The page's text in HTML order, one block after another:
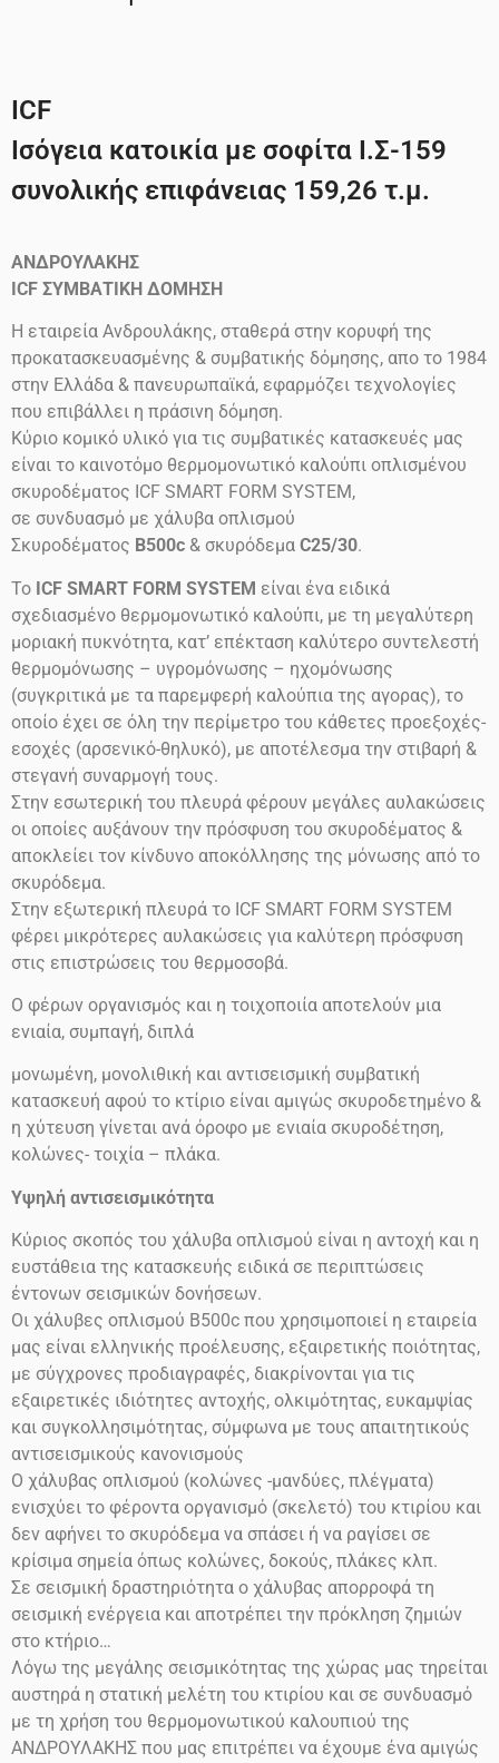
ICF
Ισόγεια κατοικία με σοφίτα Ι.Σ-159
συνολικής επιφάνειας 159,26 τ.μ.
ΑΝΔΡΟΥΛΑΚΗΣ
ICF ΣΥΜΒΑΤΙΚΗ ΔΟΜΗΣΗ
Η εταιρεία Ανδρουλάκης, σταθερά στην κορυφή της
προκατασκευασμένης & συμβατικής δόμησης, απο το 1984
στην Ελλάδα & πανευρωπαϊκά, εφαρμόζει τεχνολογίες
που επιβάλλει η πράσινη δόμηση.
Κύριο κομικό υλικό για τις συμβατικές κατασκευές μας
είναι το καινοτόμο θερμομονωτικό καλούπι οπλισμένου
σκυροδέματος ICF SMART FORM SYSTEM,
σε συνδυασμό με χάλυβα οπλισμού
Σκυροδέματος B500c & σκυρόδεμα C25/30.
Το ICF SMART FORM SYSTEM είναι ένα ειδικά
σχεδιασμένο θερμομονωτικό καλούπι, με τη μεγαλύτερη
μοριακή πυκνότητα, κατ’ επέκταση καλύτερο συντελεστή
θερμομόνωσης – υγρομόνωσης – ηχομόνωσης
(συγκριτικά με τα παρεμφερή καλούπια της αγορας), το
οποίο έχει σε όλη την περίμετρο του κάθετες προεξοχές-
εσοχές (αρσενικό-θηλυκό), με αποτέλεσμα την στιβαρή &
στεγανή συναρμογή τους.
Στην εσωτερική του πλευρά φέρουν μεγάλες αυλακώσεις
οι οποίες αυξάνουν την πρόσφυση του σκυροδέματος &
αποκλείει τον κίνδυνο αποκόλλησης της μόνωσης από το
σκυρόδεμα.
Στην εξωτερική πλευρά το ICF SMART FORM SYSTEM
φέρει μικρότερες αυλακώσεις για καλύτερη πρόσφυση
στις επιστρώσεις του θερμοσοβά.
Ο φέρων οργανισμός και η τοιχοποιία αποτελούν μια
ενιαία, συμπαγή, διπλά
μονωμένη, μονολιθική και αντισεισμική συμβατική
κατασκευή αφού το κτίριο είναι αμιγώς σκυροδετημένο &
η χύτευση γίνεται ανά όροφο με ενιαία σκυροδέτηση,
κολώνες- τοιχία – πλάκα.
Υψηλή αντισεισμικότητα
Κύριος σκοπός του χάλυβα οπλισμού είναι η αντοχή και η
ευστάθεια της κατασκευής ειδικά σε περιπτώσεις
έντονων σεισμικών δονήσεων.
Οι χάλυβες οπλισμού Β500c που χρησιμοποιεί η εταιρεία
μας είναι ελληνικής προέλευσης, εξαιρετικής ποιότητας,
με σύγχρονες προδιαγραφές, διακρίνονται για τις
εξαιρετικές ιδιότητες αντοχής, ολκιμότητας, ευκαμψίας
και συγκολλησιμότητας, σύμφωνα με τους απαιτητικούς
αντισεισμικούς κανονισμούς
Ο χάλυβας οπλισμού (κολώνες -μανδύες, πλέγματα)
ενισχύει το φέροντα οργανισμό (σκελετό) του κτιρίου και
δεν αφήνει το σκυρόδεμα να σπάσει ή να ραγίσει σε
κρίσιμα σημεία όπως κολώνες, δοκούς, πλάκες κλπ.
Σε σεισμική δραστηριότητα ο χάλυβας απορροφά τη
σεισμική ενέργεια και αποτρέπει την πρόκληση ζημιών
στο κτήριο…
Λόγω της μεγάλης σεισμικότητας της χώρας μας τηρείται
αυστηρά η στατική μελέτη του κτιρίου και σε συνδυασμό
με τη χρήση του θερμομονωτικού καλουπιού της
ΑΝΔΡΟΥΛΑΚΗΣ που μας επιτρέπει να έχουμε ένα αμιγώς